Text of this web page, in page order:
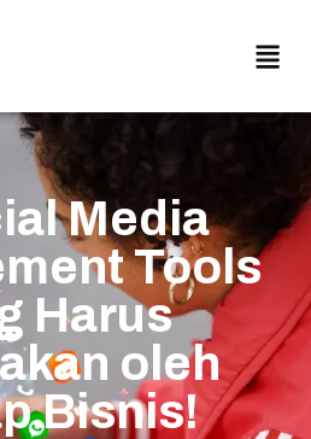
Media
Tools
Harus
oleh
Bisnis!